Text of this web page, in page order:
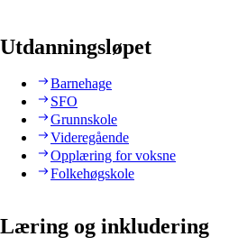
Utdanningsløpet
Barnehage
SFO
Grunnskole
Videregående
Opplæring for voksne
Folkehøgskole
Læring og inkludering